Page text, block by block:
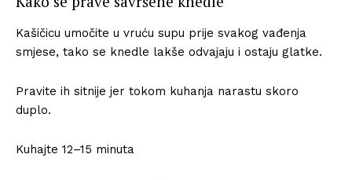
Kašičicu umočite u vruću supu prije svakog vađenja
smjese, tako se knedle lakše odvajaju i ostaju glatke.
Pravite ih sitnije jer tokom kuhanja narastu skoro
duplo.
Kuhajte 12–15 minuta